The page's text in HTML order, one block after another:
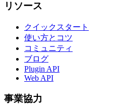
リソース
クイックスタート
使い方とコツ
コミュニティ
ブログ
Plugin API
Web API
事業協力